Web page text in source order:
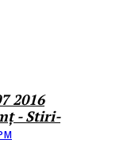
2016
- Stiri-